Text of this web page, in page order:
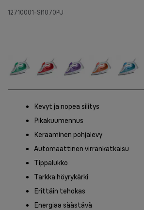
12710001-SI1070PU
Kevyt ja nopea silitys
Pikakuumennus
Keraaminen pohjalevy
Automaattinen virrankatkaisu
Tippalukko
Tarkka höyrykärki
Erittäin tehokas
Energiaa säästävä